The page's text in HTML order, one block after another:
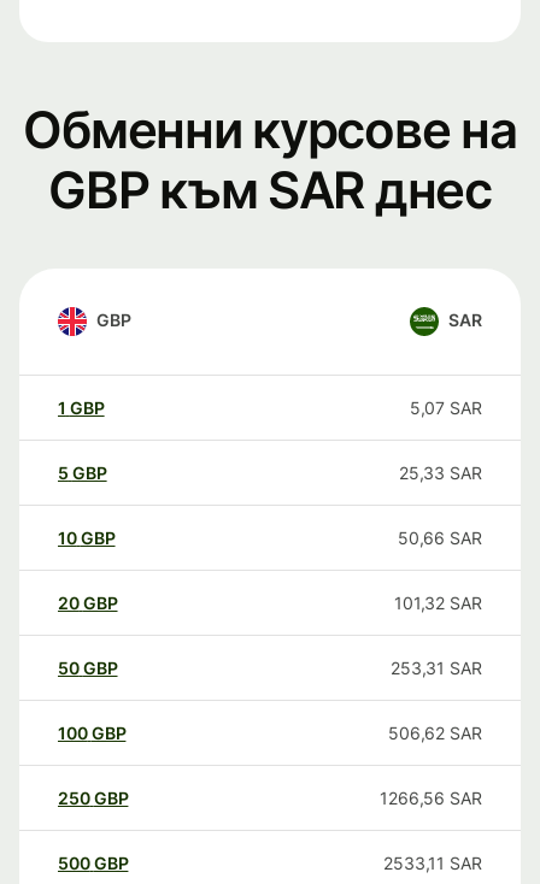
Обменни курсове на
GBP към SAR днес
GBP SAR
1 GBP 5,07 SAR
5 GBP 25,33 SAR
10GBP 50,66 SAR
20GBP 101,32 SAR
50GBP 253,31 SAR
100GBP 506,62 SAR
250GBP 1266,56 SAR
500GBP 2533,11 SAR